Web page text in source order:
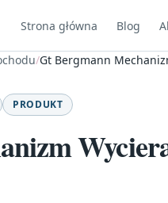
Strona główna Blog
/Gt Bergmann
PRODUKT